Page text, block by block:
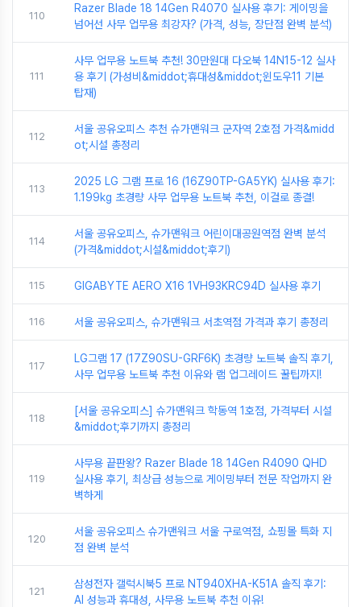
110
Razer Blade 18 14Gen R4070 실사용 후기: 게이밍을
넘어선 사무 업무용 최강자? (가격, 성능, 장단점 완벽 분석)
111
사무 업무용 노트북 추천! 30만원대 다오북 14N15-12 실사
용 후기 (가성비&middot;휴대성&middot;윈도우11 기본
탑재)
112
서울 공유오피스 추천 슈가맨워크 군자역 2호점 가격&midd
ot;시설 총정리
113
2025 LG 그램 프로 16 (16Z90TP-GA5YK) 실사용 후기:
1.199kg 초경량 사무 업무용 노트북 추천, 이걸로 종결!
114
서울 공유오피스, 슈가맨워크 어린이대공원역점 완벽 분석
(가격&middot;시설&middot;후기)
115 GIGABYTE AERO X16 1VH93KRC94D 실사용 후기
116 서울 공유오피스, 슈가맨워크 서초역점 가격과 후기 총정리
117
LG그램 17 (17Z90SU-GRF6K) 초경량 노트북 솔직 후기,
사무 업무용 노트북 추천 이유와 램 업그레이드 꿀팁까지!
118
[서울 공유오피스] 슈가맨워크 학동역 1호점, 가격부터 시설
&middot;후기까지 총정리
119
사무용 끝판왕? Razer Blade 18 14Gen R4090 QHD
실사용 후기, 최상급 성능으로 게이밍부터 전문 작업까지 완
벽하게
120
서울 공유오피스 슈가맨워크 서울 구로역점, 쇼핑몰 특화 지
점 완벽 분석
121
삼성전자 갤럭시북5 프로 NT940XHA-K51A 솔직 후기:
AI 성능과 휴대성, 사무용 노트북 추천 이유!